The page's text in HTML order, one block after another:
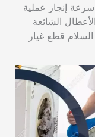
إنجاز عملية
الشائعة
قطع غيار